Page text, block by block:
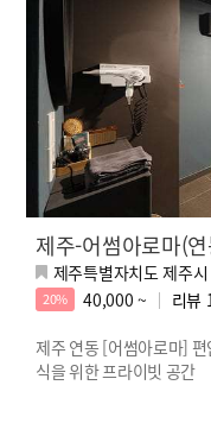
제주-어썸아로마(
제주특별자치도 제주
20% 40,000 ~ 리뷰 1
제주 연동 [어썸아로마]
식을 위한 프라이빗 공간